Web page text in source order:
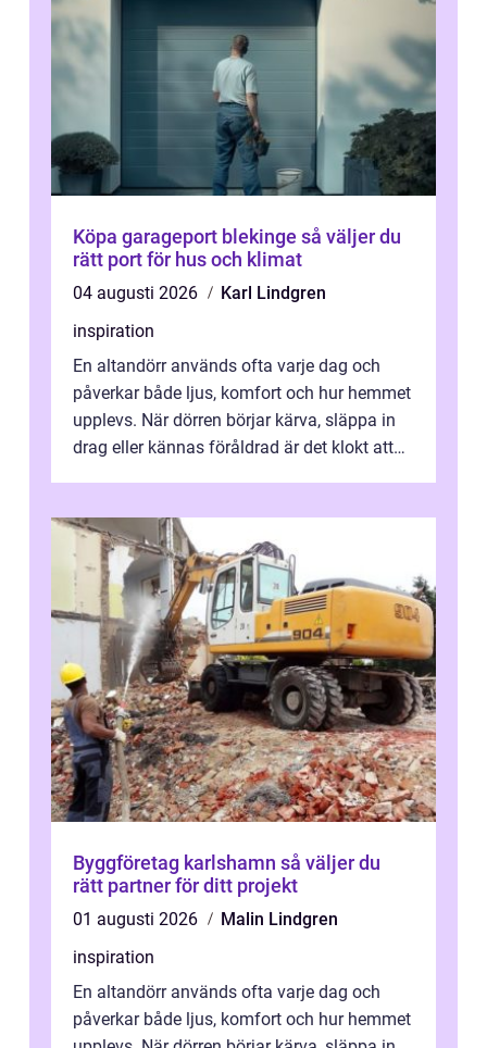
Köpa garageport blekinge så väljer du
rätt port för hus och klimat
04 augusti 2026
Karl Lindgren
inspiration
En altandörr används ofta varje dag och
påverkar både ljus, komfort och hur hemmet
upplevs. När dörren börjar kärva, släppa in
drag eller kännas föråldrad är det klokt att
Byggföretag karlshamn så väljer du
rätt partner för ditt projekt
01 augusti 2026
Malin Lindgren
inspiration
En altandörr används ofta varje dag och
påverkar både ljus, komfort och hur hemmet